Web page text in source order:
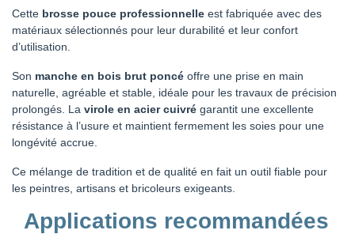
Cette brosse pouce professionnelle est fabriquée avec des
matériaux sélectionnés pour leur durabilité et leur confort
d’utilisation.
Son manche en bois brut poncé offre une prise en main
naturelle, agréable et stable, idéale pour les travaux de précision
prolongés. La virole en acier cuivré garantit une excellente
résistance à l’usure et maintient fermement les soies pour une
longévité accrue.
Ce mélange de tradition et de qualité en fait un outil fiable pour
les peintres, artisans et bricoleurs exigeants.
Applications recommandées